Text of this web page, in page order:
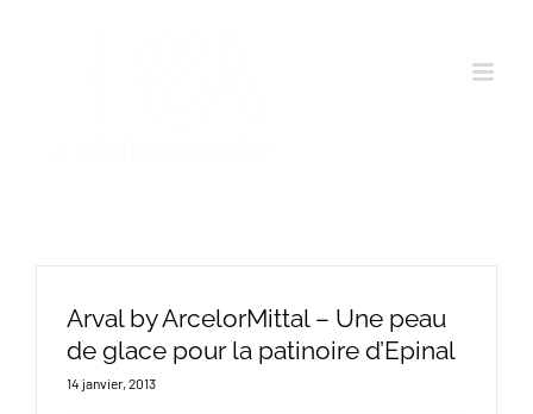
Arval by ArcelorMittal – Une peau
de glace pour la patinoire d’Epinal
14 janvier, 2013